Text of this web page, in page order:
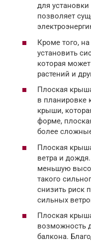
для
позволяет
Кроме того,
установить
которая
растений и
Плоская
в планировке
крыши,
форме,
более
Плоская
ветра и
меньшую
такого
снизить риск
сильных
Плоская
возможность
балкона.